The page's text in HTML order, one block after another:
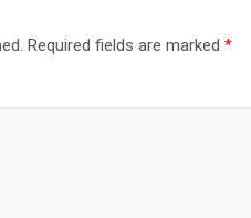
Required fields are marked *